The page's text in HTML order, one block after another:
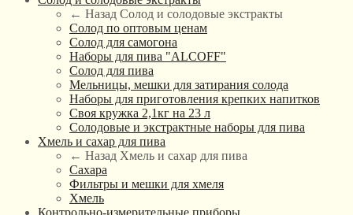
← Назад Солод и солодовые экстракты
Солод по оптовым ценам
Солод для самогона
Наборы для пива "ALCOFF"
Солод для пива
Мельницы, мешки для затирания солода
Наборы для приготовления крепких напитков
Своя кружка 2,1кг на 23 л
Солодовые и экстрактные наборы для пива
Хмель и сахар для пива
← Назад Хмель и сахар для пива
Сахара
Фильтры и мешки для хмеля
Хмель
Контрольно-измерительные приборы